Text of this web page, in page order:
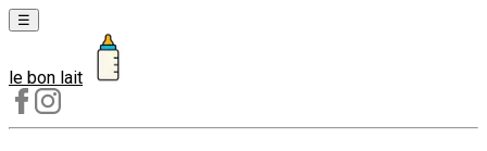
☰
Laits
1er
âge
le bon lait